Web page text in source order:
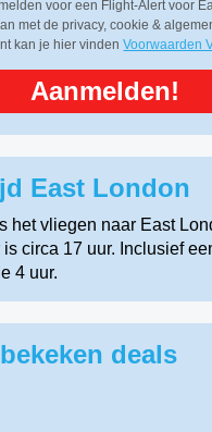
voor een Flight-Alert voor
met de privacy, cookie &
kan je hier vindenVoorwaarden
Aanmelden!
East London
het vliegen naar East
circa 17 uur. Inclusief
4 uur.
deals